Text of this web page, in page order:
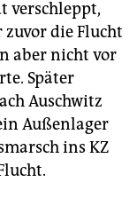
verschleppt,
die Flucht
aber nicht vor
Später
Auschwitz
Außenlager
ins KZ